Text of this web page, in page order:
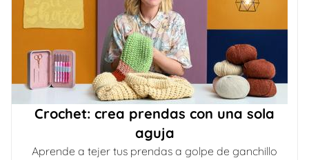
Crochet: crea prendas con una sola
aguja
Aprende a tejer tus prendas a golpe de ganchillo